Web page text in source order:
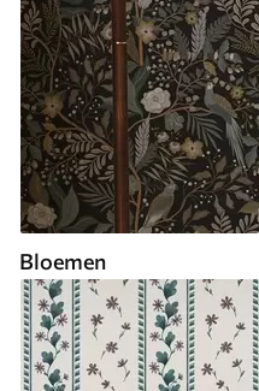
Bloemen